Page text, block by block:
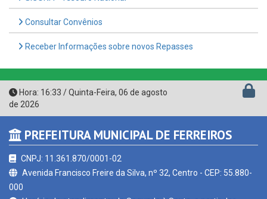
Receber Informações sobre novos Repasses
Hora:16:33/Quinta-Feira,06 de agosto
de 2026
PREFEITURA MUNICIPAL DE FERREIROS
CNPJ: 11.361.870/0001-02
000
Horário de atendimento: de Segunda à Sexta, a partir das
07:00hs às 13:00hs (exceto nos feriados)